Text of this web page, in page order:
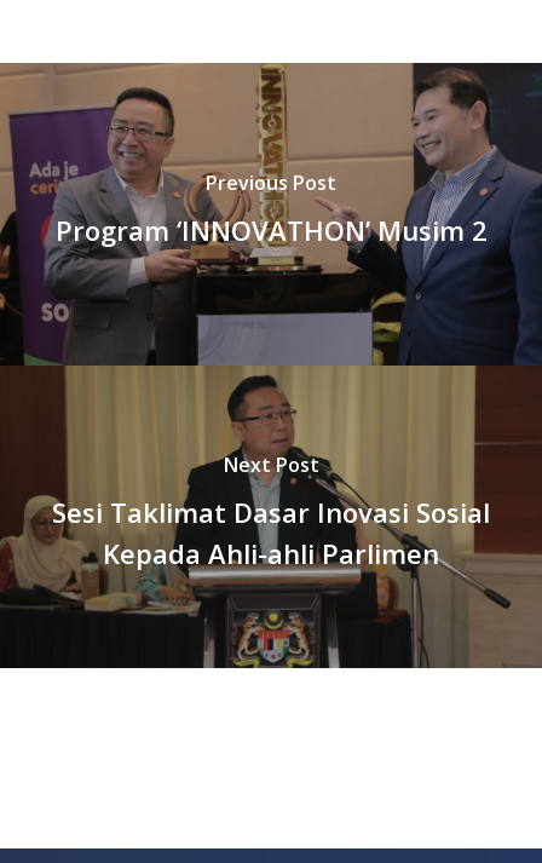
Previous Post
Program ‘INNOVATHON’ Musim 2
Next Post
Sesi Taklimat Dasar Inovasi Sosial
Kepada Ahli-ahli Parlimen